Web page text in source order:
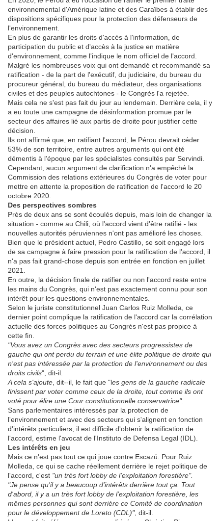
environnemental d'Amérique latine et des Caraïbes à établir des
dispositions spécifiques pour la protection des défenseurs de
l'environnement.
En plus de garantir les droits d'accès à l'information, de
participation du public et d'accès à la justice en matière
d'environnement, comme l'indique le nom officiel de l'accord.
Malgré les nombreuses voix qui ont demandé et recommandé sa
ratification - de la part de l'exécutif, du judiciaire, du bureau du
procureur général, du bureau du médiateur, des organisations
civiles et des peuples autochtones - le Congrès l'a rejetée.
Mais cela ne s'est pas fait du jour au lendemain. Derrière cela, il y
a eu toute une campagne de désinformation promue par le
secteur des affaires lié aux partis de droite pour justifier cette
décision.
Ils ont affirmé que, en ratifiant l'accord, le Pérou devrait céder
53% de son territoire, entre autres arguments qui ont été
démentis à l'époque par les spécialistes consultés par Servindi.
Cependant, aucun argument de clarification n'a empêché la
Commission des relations extérieures du Congrès de voter pour
mettre en attente la proposition de ratification de l'accord le 20
octobre 2020.
Des perspectives sombres
Près de deux ans se sont écoulés depuis, mais loin de changer la
situation - comme au Chili, où l'accord vient d'être ratifié - les
nouvelles autorités péruviennes n'ont pas amélioré les choses.
Bien que le président actuel, Pedro Castillo, se soit engagé lors
de sa campagne à faire pression pour la ratification de l'accord, il
n'a pas fait grand-chose depuis son entrée en fonction en juillet
2021.
En outre, la décision finale de ratifier ou non l'accord reste entre
les mains du Congrès, qui n'est pas exactement connu pour son
intérêt pour les questions environnementales.
Selon le juriste constitutionnel Juan Carlos Ruiz Molleda, ce
dernier point complique la ratification de l'accord car la corrélation
actuelle des forces politiques au Congrès n'est pas propice à
cette fin.
"Vous avez un Congrès avec des secteurs progressistes de
gauche qui ont perdu du terrain et une élite politique de droite qui
n'est pas intéressée par la protection de l'environnement ou des
droits civils", dit-il.
A cela s'ajoute , dit--il, le fait que "les gens de la gauche radicale
finissent par voter comme ceux de la droite, tout comme ils ont
voté pour élire une Cour constitutionnelle conservatrice".
Sans parlementaires intéressés par la protection de
l'environnement et avec des secteurs qui s'alignent en fonction
d'intérêts particuliers, il est difficile d'obtenir la ratification de
l'accord, estime l'avocat de l'Instituto de Defensa Legal (IDL).
Les intérêts en jeu
Mais ce n'est pas tout ce qui joue contre Escazú. Pour Ruiz
Molleda, ce qui se cache réellement derrière le rejet politique de
l'accord, c'est "un très fort lobby de l'exploitation forestière".
"Je pense qu'il y a beaucoup d'intérêts derrière tout ça. Tout
d'abord, il y a un très fort lobby de l'exploitation forestière, les
mêmes personnes qui sont derrière ce Comité de coordination
pour le développement de Loreto (CDL)", dit-il.